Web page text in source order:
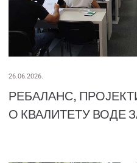
26.06.2026.
РЕБАЛАНС,
О КВАЛИТЕТУ ВОДЕ